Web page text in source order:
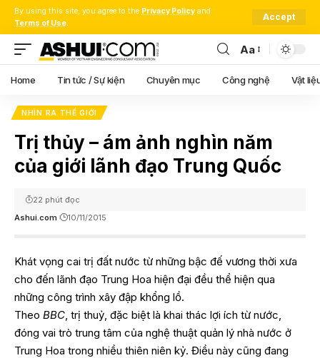
By using this site, you agree to the Privacy Policy and
Terms of Use.
Accept
Font
Resizer
Aa
Home Tin tức / Sự kiện Chuyên mục Công nghệ Vật
NHÌN RA THẾ GIỚI
Trị thủy – ám ảnh nghìn năm
của giới lãnh đạo Trung Quốc
Ashui.com 10/11/2015
22 phút đọc
Khát vọng cai trị đất nước từ những bậc đế vương thời xưa
cho đến lãnh đạo Trung Hoa hiện đại đều thể hiện qua
những công trình xây đập khổng lồ.
Theo BBC, trị thuỷ, đặc biệt là khai thác lợi ích từ nước,
đóng vai trò trung tâm của nghệ thuật quản lý nhà nước ở
Trung Hoa trong nhiều thiên niên kỷ. Điều này cũng đang